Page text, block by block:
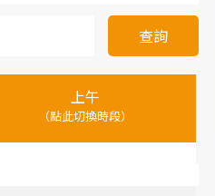
查詢
上午
（點此切換時段）